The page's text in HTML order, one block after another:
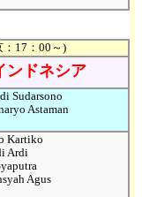
17：00～)
ンドネシア
Sudarsono
Astaman
Kartiko
Ardi
Agus